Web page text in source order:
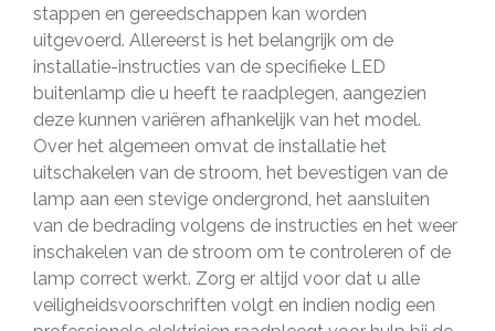
stappen en gereedschappen kan worden
uitgevoerd. Allereerst is het belangrijk om de
installatie-instructies van de specifieke LED
buitenlamp die u heeft te raadplegen, aangezien
deze kunnen variëren afhankelijk van het model.
Over het algemeen omvat de installatie het
uitschakelen van de stroom, het bevestigen van de
lamp aan een stevige ondergrond, het aansluiten
van de bedrading volgens de instructies en het weer
inschakelen van de stroom om te controleren of de
lamp correct werkt. Zorg er altijd voor dat u alle
veiligheidsvoorschriften volgt en indien nodig een